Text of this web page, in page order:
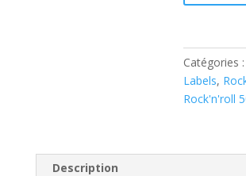
A
Sack!!
(CD)
Hydra
BCK
Catégories
Labels,
Rock'n'roll
Description